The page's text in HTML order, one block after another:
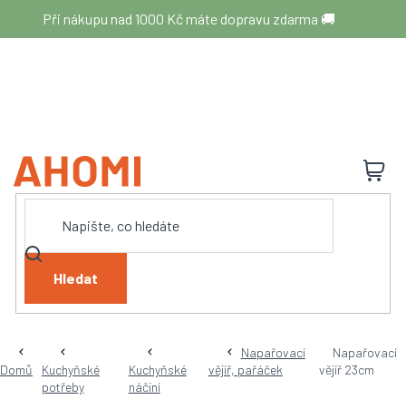
obsah
Při nákupu nad 1000 Kč máte dopravu zdarma 🚚
Hledat
Domů
Kuchyňské
potřeby
Kuchyňské
náčiní
Napařovací
vějíř, pařáček
Napařovací
vějíř 23cm